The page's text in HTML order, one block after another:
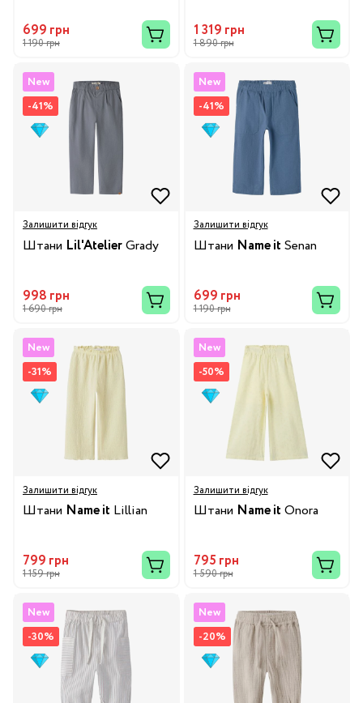
699 грн
1 190 грн
1 319 грн
1 890 грн
New
-41%
Залишити відгук
Штани Lil'AtelierGrady
998 грн
1 690 грн
New
-41%
Залишити відгук
Штани Name it Senan
699 грн
1 190 грн
New
-31%
Залишити відгук
Штани Name it Lillian
799 грн
1 159 грн
New
-50%
Залишити відгук
Штани Name it Onora
795 грн
1 590 грн
New
-30%
New
-20%